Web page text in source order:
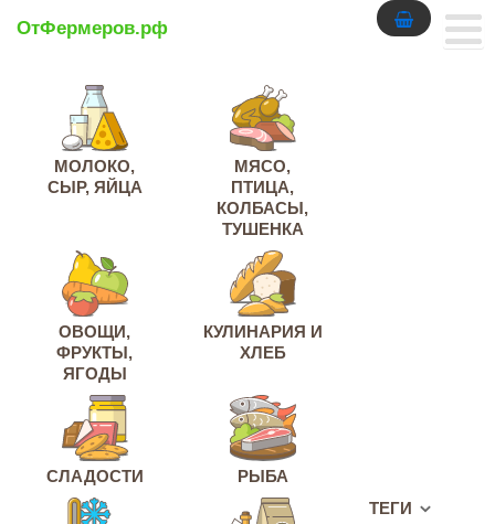
ОтФермеров.рф
МОЛОКО,
СЫР, ЯЙЦА
МЯСО,
ПТИЦА,
КОЛБАСЫ,
ТУШЕНКА
ОВОЩИ,
ФРУКТЫ,
ЯГОДЫ
КУЛИНАРИЯ И
ХЛЕБ
СЛАДОСТИ РЫБА
ТЕГИ